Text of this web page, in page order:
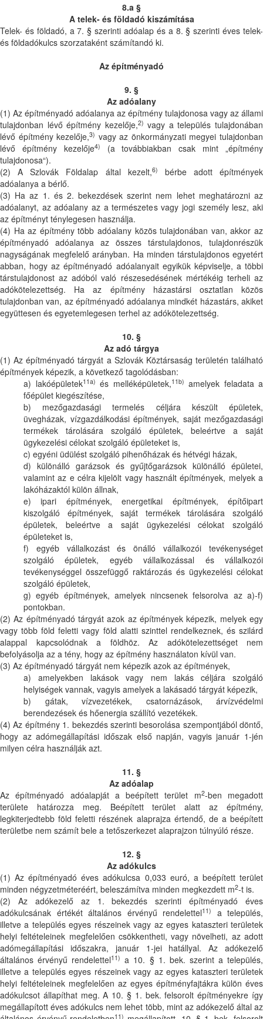
8.a §
A telek- és földadó kiszámítása
Telek- és földadó, a 7. § szerinti adóalap és a 8. § szerinti éves telek-
és földadókulcs szorzataként számítandó ki.
Az építményadó
9. §
Az adóalany
(1) Az építményadó adóalanya az építmény tulajdonosa vagy az állami
tulajdonban lévő építmény kezelője,2) vagy a település tulajdonában
lévő építmény kezelője,3) vagy az önkormányzati megyei tulajdonban
lévő építmény kezelője4)
(a továbbiakban csak mint „építmény
tulajdonosa“).
(2) A Szlovák Földalap által kezelt,6)
bérbe adott építmények
adóalanya a bérlő.
(3) Ha az 1. és 2. bekezdések szerint nem lehet meghatározni az
adóalanyt, az adóalany az a természetes vagy jogi személy lesz, aki
az építményt ténylegesen használja.
(4) Ha az építmény több adóalany közös tulajdonában van, akkor az
építményadó adóalanya az összes társtulajdonos, tulajdonrészük
nagyságának megfelelő arányban. Ha minden társtulajdonos egyetért
abban, hogy az építményadó adóalanyait egyikük képviselje, a többi
társtulajdonost az adóból való részesedésének mértékéig terheli az
adókötelezettség. Ha az építmény házastársi osztatlan közös
tulajdonban van, az építményadó adóalanya mindkét házastárs, akiket
együttesen és egyetemlegesen terhel az adókötelezettség.
10. §
Az adó tárgya
(1) Az építményadó tárgyát a Szlovák Köztársaság területén található
építmények képezik, a következő tagolódásban:
a) lakóépületek11a) és melléképületek,11b) amelyek feladata a
főépület kiegészítése,
b) mezőgazdasági termelés céljára készült épületek,
üvegházak, vízgazdálkodási építmények, saját mezőgazdasági
termékek tárolására szolgáló épületek, beleértve a saját
ügykezelési célokat szolgáló épületeket is,
c) egyéni üdülést szolgáló pihenőházak és hétvégi házak,
d) különálló garázsok és gyűjtőgarázsok különálló épületei,
valamint az e célra kijelölt vagy használt építmények, melyek a
lakóházaktól külön állnak,
e) ipari építmények, energetikai építmények, építőipart
kiszolgáló építmények, saját termékek tárolására szolgáló
épületek, beleértve a saját ügykezelési célokat szolgáló
épületeket is,
f) egyéb vállalkozást és önálló vállalkozói tevékenységet
szolgáló épületek, egyéb vállalkozással és vállalkozói
tevékenységgel összefüggő raktározás és ügykezelési célokat
szolgáló épületek,
g) egyéb építmények, amelyek nincsenek felsorolva az a)-f)
pontokban.
(2) Az építményadó tárgyát azok az építmények képezik, melyek egy
vagy több föld feletti vagy föld alatti szinttel rendelkeznek, és szilárd
alappal kapcsolódnak a földhöz. Az adókötelezettséget nem
befolyásolja az a tény, hogy az építmény használaton kívül van.
(3) Az építményadó tárgyát nem képezik azok az építmények,
a) amelyekben lakások vagy nem lakás céljára szolgáló
helyiségek vannak, vagyis amelyek a lakásadó tárgyát képezik,
b) gátak, vízvezetékek, csatornázások, árvízvédelmi
berendezések és hőenergia szállító vezetékek.
(4) Az építmény 1. bekezdés szerinti besorolása szempontjából döntő,
hogy az adómegállapítási időszak első napján, vagyis január 1-jén
milyen célra használják azt.
11. §
Az adóalap
Az építményadó adóalapját a beépített terület m2-ben megadott
területe határozza meg. Beépített terület alatt az építmény,
legkiterjedtebb föld feletti részének alaprajza értendő, de a beépített
területbe nem számít bele a tetőszerkezet alaprajzon túlnyúló része.
12. §
Az adókulcs
(1) Az építményadó éves adókulcsa 0,033 euró, a beépített terület
minden négyzetméteréért, beleszámítva minden megkezdett m2-t is.
(2) Az adókezelő az 1. bekezdés szerinti építményadó éves
adókulcsának értékét általános érvényű rendelettel11)
a település,
illetve a település egyes részeinek vagy az egyes kataszteri területek
helyi feltételeinek megfelelően csökkentheti, vagy növelheti, az adott
adómegállapítási időszakra, január 1-jei hatállyal. Az adókezelő
általános érvényű rendelettel11) a 10. § 1. bek. szerint a település,
illetve a település egyes részeinek vagy az egyes kataszteri területek
helyi feltételeinek megfelelően az egyes építményfajtákra külön éves
adókulcsot állapíthat meg. A 10. § 1. bek. felsorolt építményekre így
megállapított éves adókulcs nem lehet több, mint az adókezelő által az
11)